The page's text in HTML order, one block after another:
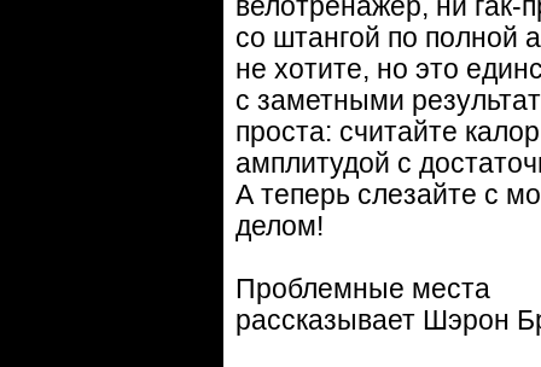
велотренажер, ни гак-
со штангой по полной
не хотите, но это
с заметными
проста: считайте
амплитудой с
А теперь слезайте с
делом!
Проблемные места
рассказывает Шэрон